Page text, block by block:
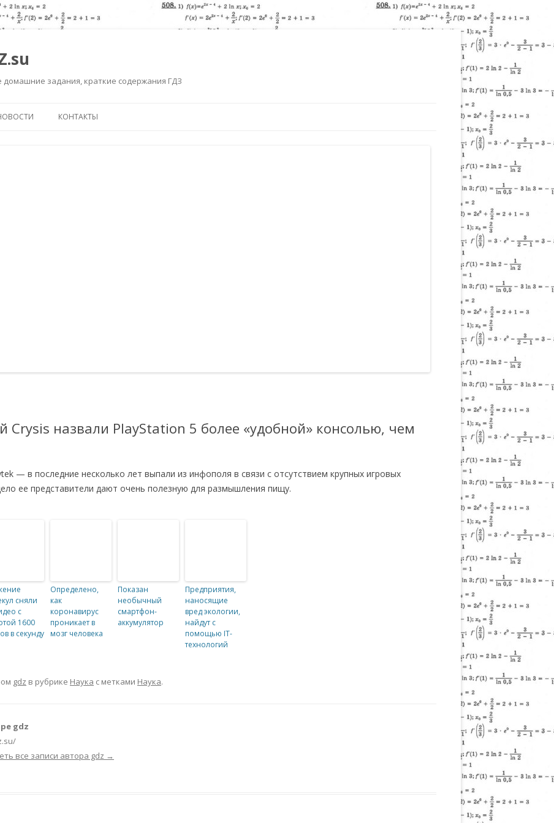
домашние задания, краткие содержания ГДЗ
КОНТАКТЫ
Crysis назвали PlayStation 5 более «удобной» консолью, чем
— в последние несколько лет выпали из инфополя в связи с отсутствием крупных игровых
ее представители дают очень полезную для размышления пищу.
сняли
с
1600
в секунду
Определено,
как
коронавирус
проникает в
мозг человека
Показан
необычный
смартфон-
аккумулятор
Предприятия,
наносящие
вред экологии,
найдут с
помощью IT-
технологий
gdz в рубрике Наука с метками Наука.
gdz
все записи автора gdz →